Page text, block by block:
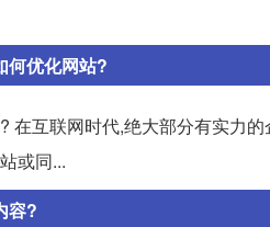
何优化网站?
在互联网时代,绝大部分有实力
或同...
容?